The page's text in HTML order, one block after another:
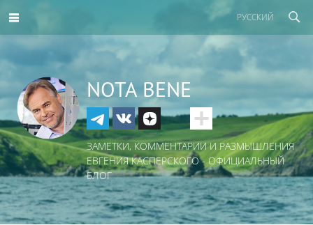
РУССКИЙ
NOTA BENE
ЗАМЕТКИ, КОММЕНТАРИИ И РАЗМЫШЛЕНИЯ
ЕВГЕНИЯ КАСПЕРСКОГО - ОФИЦИАЛЬНЫЙ
БЛОГ